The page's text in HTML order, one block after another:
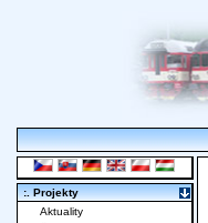
:. Projekty
Aktuality